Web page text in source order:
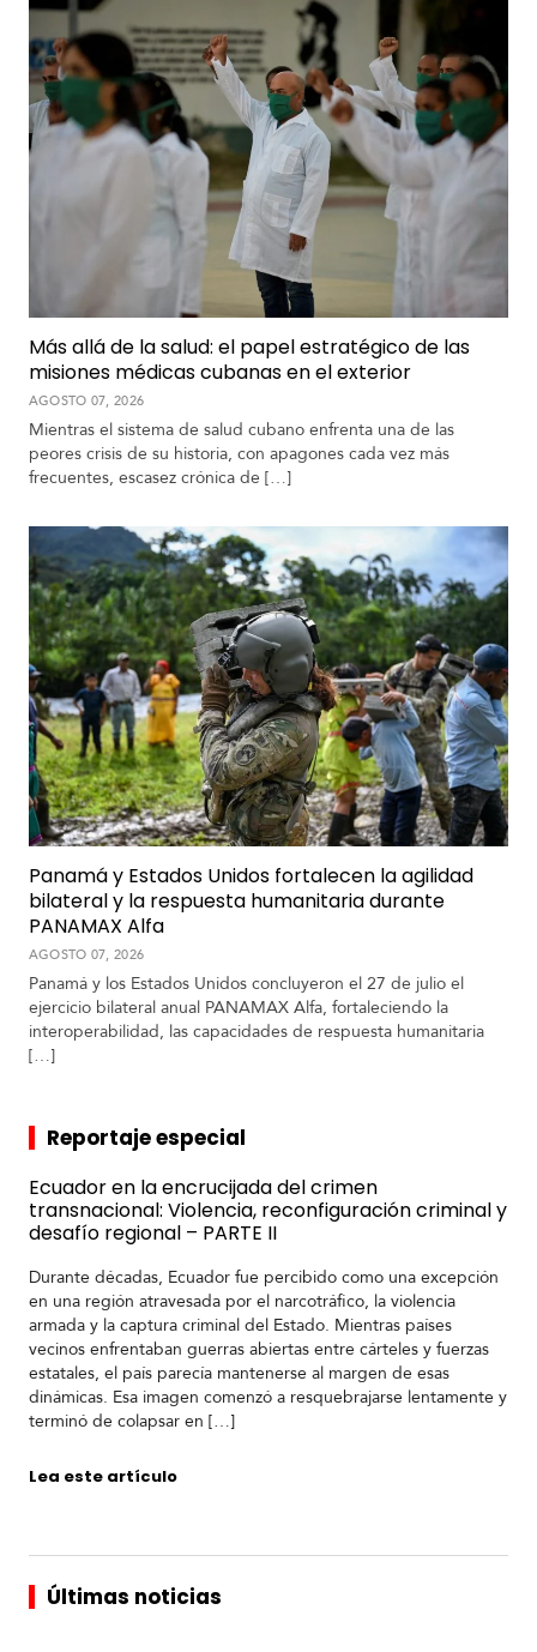
Más allá de la salud: el papel estratégico de las
misiones médicas cubanas en el exterior
AGOSTO 07, 2026
Mientras el sistema de salud cubano enfrenta una de las
peores crisis de su historia, con apagones cada vez más
frecuentes, escasez crónica de […]
Panamá y Estados Unidos fortalecen la agilidad
bilateral y la respuesta humanitaria durante
PANAMAX Alfa
AGOSTO 07, 2026
Panamá y los Estados Unidos concluyeron el 27 de julio el
ejercicio bilateral anual PANAMAX Alfa, fortaleciendo la
interoperabilidad, las capacidades de respuesta humanitaria
[…]
Reportaje especial
Ecuador en la encrucijada del crimen
transnacional: Violencia, reconfiguración criminal y
desafío regional – PARTE II
Durante décadas, Ecuador fue percibido como una excepción
en una región atravesada por el narcotráfico, la violencia
armada y la captura criminal del Estado. Mientras países
vecinos enfrentaban guerras abiertas entre cárteles y fuerzas
estatales, el país parecía mantenerse al margen de esas
dinámicas. Esa imagen comenzó a resquebrajarse lentamente y
terminó de colapsar en […]
Lea este artículo
Últimas noticias